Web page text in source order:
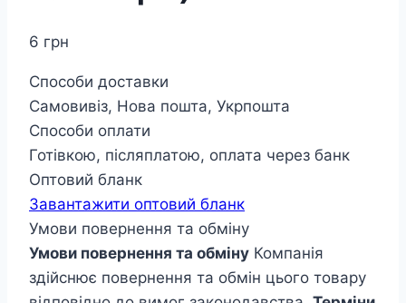
6 грн
Способи доставки
Самовивіз, Нова пошта, Укрпошта
Способи оплати
Готівкою, післяплатою, оплата через банк
Оптовий бланк
Завантажити оптовий бланк
Умови повернення та обміну
Умови повернення та обміну Компанія
здійснює повернення та обмін цього товару